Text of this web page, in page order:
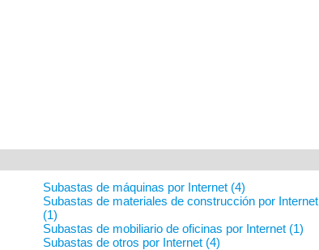
Subastas de máquinas por Internet (4)
Subastas de materiales de construcción por Internet
(1)
Subastas de mobiliario de oficinas por Internet (1)
Subastas de otros por Internet (4)